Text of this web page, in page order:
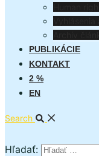
PUBLIKÁCIE
KONTAKT
2 %
EN
Search
Hľadať: